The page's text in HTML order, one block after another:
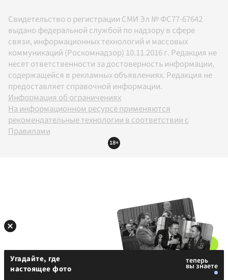
Свидетельство о регистрации СМИ Эл № ФС77-67642
выдано федеральной службой по надзору в сфере
связи, информационных технологий и массовых
коммуникаций (Роскомнадзор) 10.11.2016 г. Редакция не
несет ответственности за достоверность информации,
содержащейся в рекламных объявлениях. Редакция не
предоставляет справочной информации.
Информация об ограничениях
На информационном ресурсе применяются
рекомендательные технологии в соответствии с
Правилами
18+
Угадайте, где
настоящее фото